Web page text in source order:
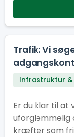
være med til
bogstaveligt
Trafik: Vi
Infrastruktur
Er du klar til
uforglemmelig
kræfter som